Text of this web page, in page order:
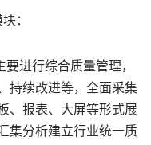
：
进行综合质量管理，
持续改进等，全面采集
、报表、大屏等形式展
集分析建立行业统一质